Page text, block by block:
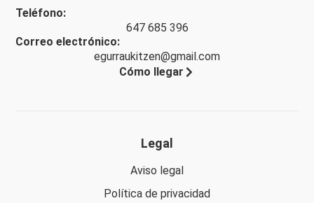
Teléfono:
647 685 396
Correo electrónico:
egurraukitzen@gmail.com
Cómo llegar
Legal
Aviso legal
Política de privacidad